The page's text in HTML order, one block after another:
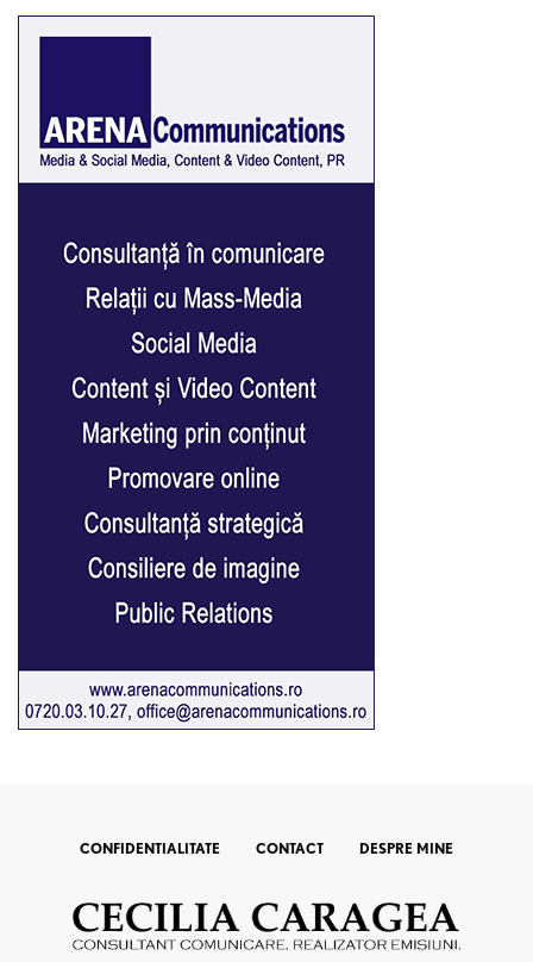
CONFIDENTIALITATE CONTACT DESPRE MINE